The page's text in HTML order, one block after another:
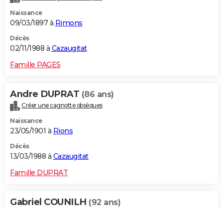
Naissance
09/03/1897 à Rimons
Décès
02/11/1988 à Cazaugitat
Famille PAGES
Andre DUPRAT (86 ans)
Créer une cagnotte obsèques
Naissance
23/05/1901 à Rions
Décès
13/03/1988 à Cazaugitat
Famille DUPRAT
Gabriel COUNILH (92 ans)